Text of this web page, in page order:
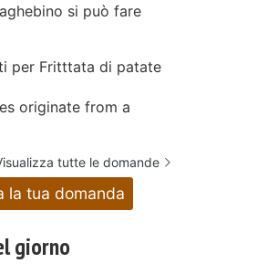
Gabriele bonci
e la pizza della
si può fare
per Fritttata di patate
originate from a
tutte le domande
la tua domanda
giorno